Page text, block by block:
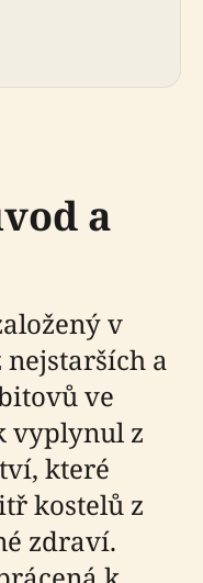
a
v
nejstarších a
ve
vyplynul z
které
kostelů z
zdraví.